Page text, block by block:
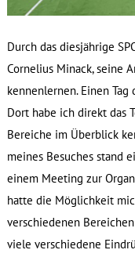
Durch das diesjährige
Cornelius Minack, seine
kennenlernen. Einen
Dort habe ich direkt das
Bereiche im Überblick
meines Besuches stand
einem Meeting zur
hatte die Möglichkeit
verschiedenen
viele verschiedene